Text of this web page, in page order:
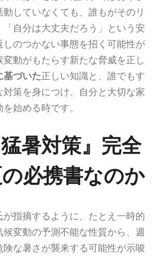
していなくても、誰もがそのリ
自分は大丈夫だろう」という安
のつかない事態を招く可能性が
動がもたらす新たな脅威を正し
基づいた正しい知識と、誰でもす
対策を身につけ、自分と大切な家
始める時です。
暑対策』完全
必携書なのか
指摘するように、たとえ一時的
変動の予測不能な性質から、週
な暑さが襲来する可能性が示唆